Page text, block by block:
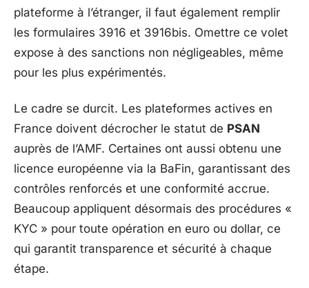
plateforme à l’étranger, il faut également remplir
les formulaires 3916 et 3916bis. Omettre ce volet
expose à des sanctions non négligeables, même
pour les plus expérimentés.
Le cadre se durcit. Les plateformes actives en
France doivent décrocher le statut de PSAN
auprès de l’AMF. Certaines ont aussi obtenu une
licence européenne via la BaFin, garantissant des
contrôles renforcés et une conformité accrue.
Beaucoup appliquent désormais des procédures «
KYC » pour toute opération en euro ou dollar, ce
qui garantit transparence et sécurité à chaque
étape.